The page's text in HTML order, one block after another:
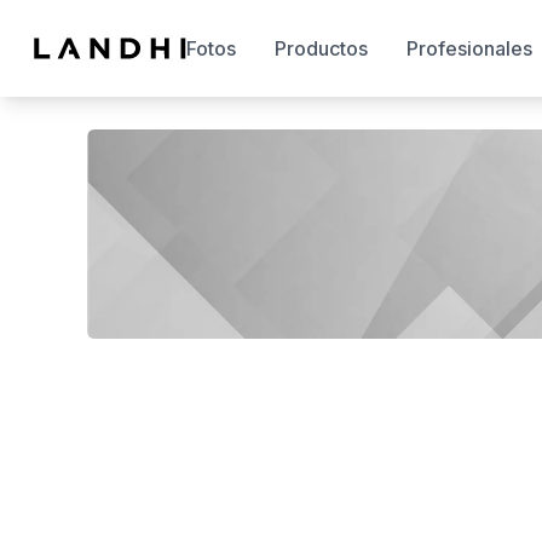
Fotos Productos Profesionales